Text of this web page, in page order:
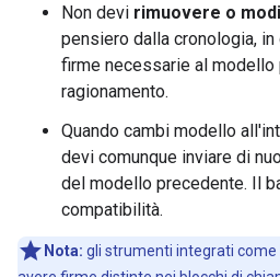
Non devi rimuovere o
pensiero dalla cronologia,
firme necessarie al modello
ragionamento.
Quando cambi modello
devi comunque inviare di
del modello precedente. Il
compatibilità.
Nota: gli strumenti integrati come